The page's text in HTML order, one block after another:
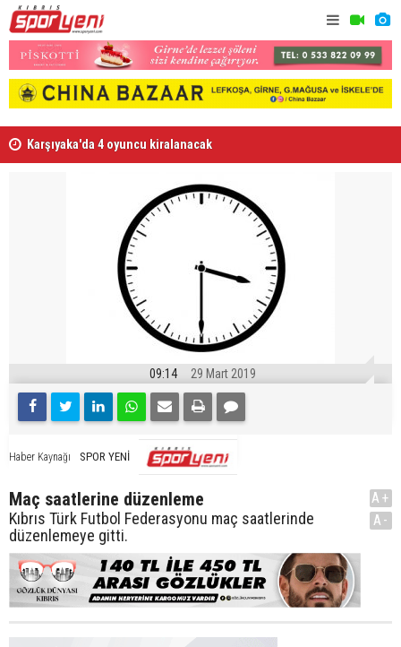
Karşıyaka'da 4 oyuncu kiralanacak
09:14 29 Mart 2019
Haber Kaynağı SPOR YENİ
Maç saatlerine düzenleme
Kıbrıs Türk Futbol Federasyonu maç saatlerinde
düzenlemeye gitti.
A+
A-